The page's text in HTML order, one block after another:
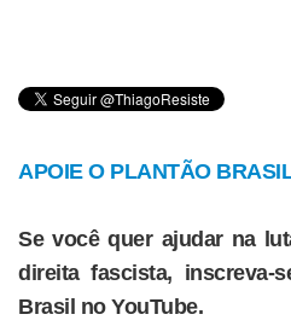
APOIE O PLANTÃO
Se você quer ajudar na
direita fascista, inscreva-
Brasil no YouTube.